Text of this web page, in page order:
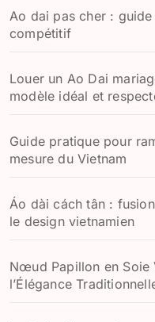
Ao dai pas cher :
compétitif
Louer un Ao Dai
modèle idéal et
Guide pratique pour
mesure du Vietnam
Áo dài cách tân :
le design vietnamien
Nœud Papillon en Soie
l’Élégance